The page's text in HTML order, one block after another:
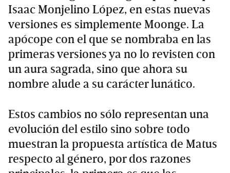
Isaac Monjelino López, en estas nuevas
versiones es simplemente Moonge. La
apócope con el que se nombraba en las
primeras versiones ya no lo revisten con
un aura sagrada, sino que ahora su
nombre alude a su carácter lunático.
Estos cambios no sólo representan una
evolución del estilo sino sobre todo
muestran la propuesta artística de Matus
respecto al género, por dos razones